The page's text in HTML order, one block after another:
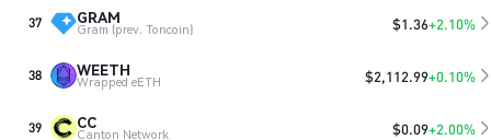
37 GRAM
Gram (prev. Toncoin) $1.36+2.10%
38 WEETH
Wrapped eETH $2,112.99+0.10%
39 CC
Canton Network $0.09+2.00%